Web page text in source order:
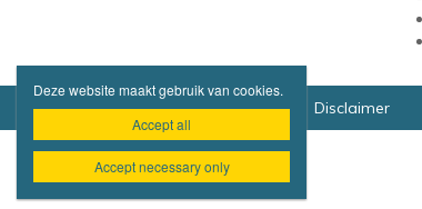
Hoofdwebsite Stad Roeselare Disclaimer
Deze website maakt gebruik van cookies.
Accept all
Accept necessary only